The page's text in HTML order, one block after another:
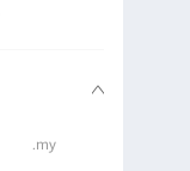
.my